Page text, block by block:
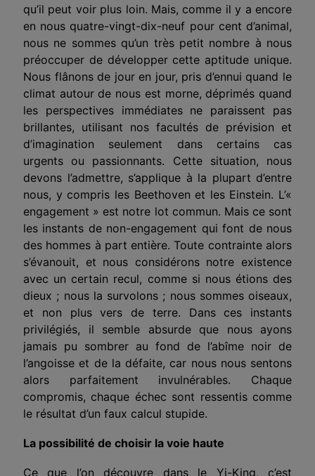
qu’il peut voir plus loin. Mais, comme il y a encore
en nous quatre-vingt-dix-neuf pour cent d’animal,
nous ne sommes qu’un très petit nombre à nous
préoccuper de développer cette aptitude unique.
Nous flânons de jour en jour, pris d’ennui quand le
climat autour de nous est morne, déprimés quand
les perspectives immédiates ne paraissent pas
brillantes, utilisant nos facultés de prévision et
d’imagination seulement dans certains cas
urgents ou passionnants. Cette situation, nous
devons l’admettre, s’applique à la plupart d’entre
nous, y compris les Beethoven et les Einstein. L’«
engagement » est notre lot commun. Mais ce sont
les instants de non-engagement qui font de nous
des hommes à part entière. Toute contrainte alors
s’évanouit, et nous considérons notre existence
avec un certain recul, comme si nous étions des
dieux ; nous la survolons ; nous sommes oiseaux,
et non plus vers de terre. Dans ces instants
privilégiés, il semble absurde que nous ayons
jamais pu sombrer au fond de l’abîme noir de
l’angoisse et de la défaite, car nous nous sentons
alors parfaitement invulnérables. Chaque
compromis, chaque échec sont ressentis comme
le résultat d’un faux calcul stupide.
La possibilité de choisir la voie haute
Ce que l’on découvre dans le Yi-King, c’est